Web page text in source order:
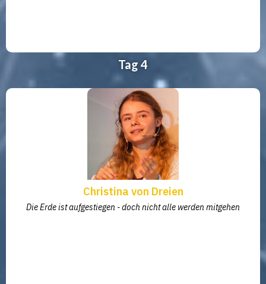
Tag 4
Christina von Dreien
Die Erde ist aufgestiegen - doch nicht alle werden mitgehen